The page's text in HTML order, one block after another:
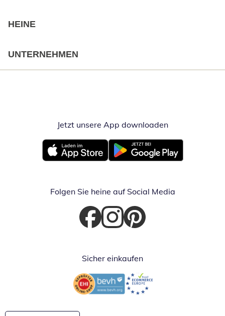
HEINE
UNTERNEHMEN
Jetzt unsere App downloadenÖffnet in
Öffnet in neuem FensterÖffnet in neuem Fenster
Folgen Sie heine auf Social Media
Öffnet in neuem Fenster
Öffnet in neuem Fenster
Öffnet in neuem Fenster
Sicher einkaufen
Öffnet in neuem FensterÖffnet in neuem Fenster